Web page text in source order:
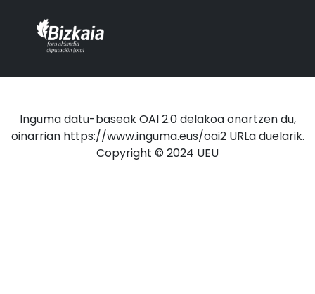
Inguma datu-baseak OAI 2.0 delakoa onartzen du,
oinarrian https://www.inguma.eus/oai2 URLa duelarik.
Copyright © 2024 UEU